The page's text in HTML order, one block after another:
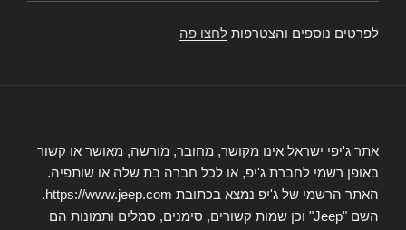
לפרטים נוספים והצטרפות לחצו פה
אתר ג'יפי ישראל אינו מקושר, מחובר, מורשה, מאושר או קשור
באופן רשמי לחברת ג'יפ, או לכל חברה בת שלה או שותפיה.
האתר הרשמי של ג'יפ נמצא בכתובת https://www.jeep.com.
השם "Jeep" וכן שמות קשורים, סימנים, סמלים ותמונות הם